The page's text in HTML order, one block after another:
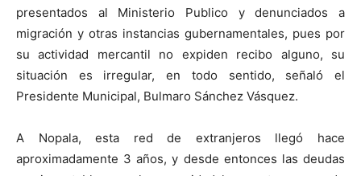
presentados al Ministerio Publico y denunciados a
migración y otras instancias gubernamentales, pues por
su actividad mercantil no expiden recibo alguno, su
situación es irregular, en todo sentido, señaló el
Presidente Municipal, Bulmaro Sánchez Vásquez.
A Nopala, esta red de extranjeros llegó hace
aproximadamente 3 años, y desde entonces las deudas